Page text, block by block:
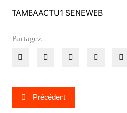
TAMBAACTU1 SENEWEB
Partagez
Navigation
de
Précédent